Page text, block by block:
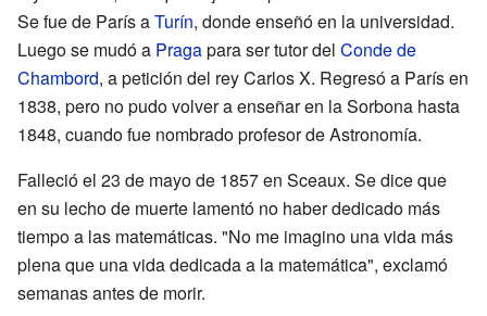
Se fue de París aTurín, donde enseñó en la universidad.
Luego se mudó a Pragapara ser tutor del Conde de
Chambord, a petición del rey Carlos X. Regresó a París en
1838, pero no pudo volver a enseñar en la Sorbona hasta
1848, cuando fue nombrado profesor de Astronomía.
Falleció el 23 de mayo de 1857 en Sceaux. Se dice que
en su lecho de muerte lamentó no haber dedicado más
tiempo a las matemáticas. "No me imagino una vida más
plena que una vida dedicada a la matemática", exclamó
semanas antes de morir.